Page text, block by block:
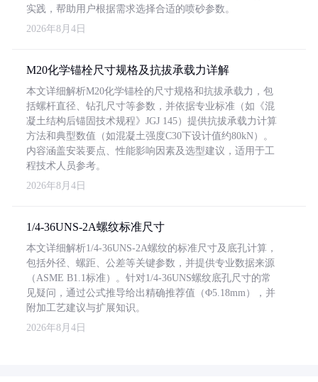
实践，帮助用户根据需求选择合适的喷砂参数。
2026年8月4日
M20化学锚栓尺寸规格及抗拔承载力详解
本文详细解析M20化学锚栓的尺寸规格和抗拔承载力，包
括螺杆直径、钻孔尺寸等参数，并依据专业标准（如《混
凝土结构后锚固技术规程》JGJ 145）提供抗拔承载力计算
方法和典型数值（如混凝土强度C30下设计值约80kN）。
内容涵盖安装要点、性能影响因素及选型建议，适用于工
程技术人员参考。
2026年8月4日
1/4-36UNS-2A螺纹标准尺寸
本文详细解析1/4-36UNS-2A螺纹的标准尺寸及底孔计算，
包括外径、螺距、公差等关键参数，并提供专业数据来源
（ASME B1.1标准）。针对1/4-36UNS螺纹底孔尺寸的常
见疑问，通过公式推导给出精确推荐值（Φ5.18mm），并
附加工艺建议与扩展知识。
2026年8月4日